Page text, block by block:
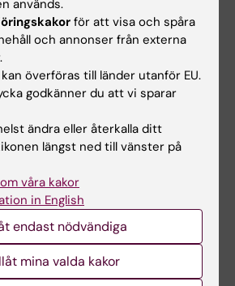
(Urologist) , Fredrik Jäderling
Hagman (urologist)
in northern Shoa
ICU Dep. Of Pediatrics
1992.
for urologists 2000,
används.
för att visa och spåra
och annonser från externa
överföras till länder utanför EU.
godkänner du att vi sparar
ändra eller återkalla ditt
längst ned till vänster på
våra kakor
in English
endast nödvändiga
mina valda kakor